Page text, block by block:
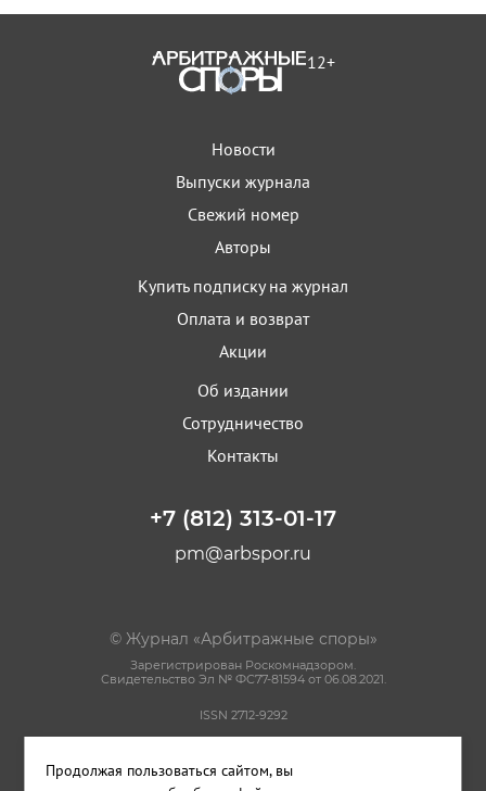
12+
Новости
Выпуски журнала
Свежий номер
Авторы
Купить подписку на журнал
Оплата и возврат
Акции
Об издании
Сотрудничество
Контакты
+7 (812) 313-01-17
pm@arbspor.ru
© Журнал «Арбитражные споры»
Зарегистрирован Роскомнадзором.
Свидетельство Эл № ФС77-81594 от 06.08.2021.
ISSN 2712-9292
Пользовательское соглашение
Продолжая пользоваться сайтом, вы